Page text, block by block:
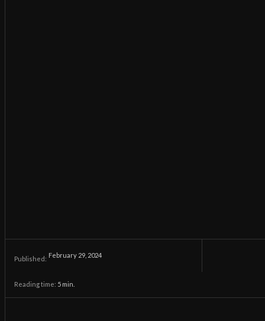
Published: February 29, 2024
Reading time: 5 min.